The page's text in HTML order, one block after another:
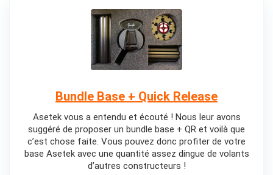
Bundle Base + Quick Release
Asetek vous a entendu et écouté ! Nous leur avons
suggéré de proposer un bundle base + QR et voilà que
c’est chose faite. Vous pouvez donc profiter de votre
base Asetek avec une quantité assez dingue de volants
d’autres constructeurs !